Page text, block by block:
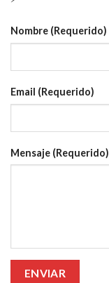
Nombre (Requerido)
Email (Requerido)
Mensaje (Requerido)